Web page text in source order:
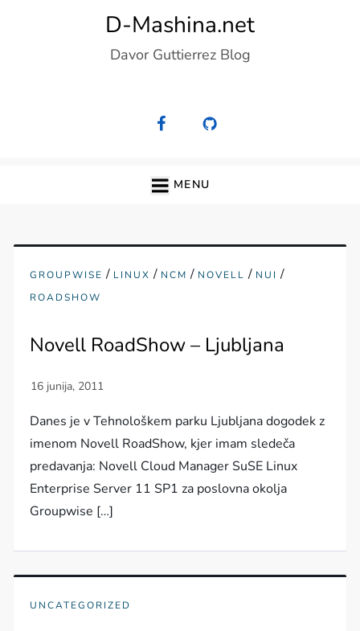
D-Mashina.net
Davor Guttierrez Blog
MENU
GROUPWISE / LINUX / NCM / NOVELL / NUI /
ROADSHOW
Novell RoadShow – Ljubljana
Danes je v Tehnološkem parku Ljubljana dogodek z
imenom Novell RoadShow, kjer imam sledeča
predavanja: Novell Cloud Manager SuSE Linux
Enterprise Server 11 SP1 za poslovna okolja
Groupwise […]
UNCATEGORIZED